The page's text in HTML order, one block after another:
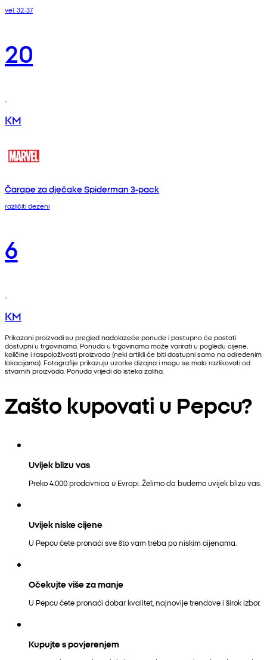
vel. 32-37
20
KM
Čarape za dječake Spiderman 3-pack
različiti dezeni
6
KM
Prikazani proizvodi su pregled nadolazeće ponude i postupno će postati
dostupni u trgovinama. Ponuda u trgovinama može varirati u pogledu cijene,
količine i raspoloživosti proizvoda (neki artikli će biti dostupni samo na određenim
lokacijama). Fotografije prikazuju uzorke dizajna i mogu se malo razlikovati od
stvarnih proizvoda. Ponuda vrijedi do isteka zaliha.
Zašto kupovati u Pepcu?
Uvijek blizu vas
Preko 4.000 prodavnica u Evropi. Želimo da budemo uvijek blizu vas.
Uvijek niske cijene
U Pepcu ćete pronaći sve što vam treba po niskim cijenama.
Očekujte više za manje
U Pepcu ćete pronaći dobar kvalitet, najnovije trendove i širok izbor.
Kupujte s povjerenjem